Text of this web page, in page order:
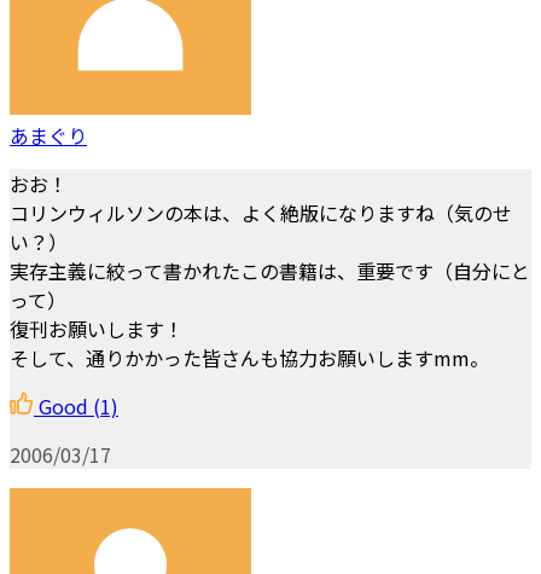
あまぐり
おお！
コリンウィルソンの本は、よく絶版になりますね（気のせ
い？）
実存主義に絞って書かれたこの書籍は、重要です（自分にと
って）
復刊お願いします！
そして、通りかかった皆さんも協力お願いしますmm。
Good (1)
2006/03/17